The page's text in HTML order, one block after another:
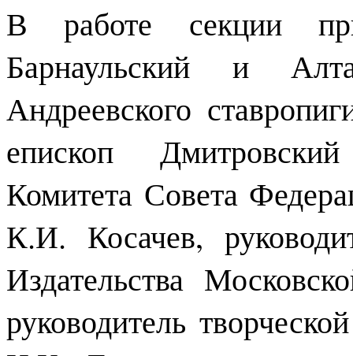
В работе секции
Барнаульский и
Андреевского
епископ
Комитета Совета
К.И. Косачев,
Издательства
руководитель